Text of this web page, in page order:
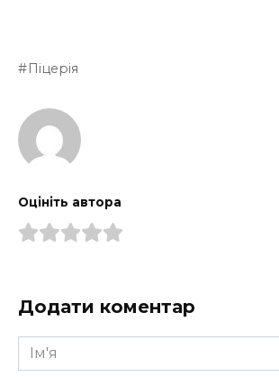
Піцерія
Оцініть автора
Додати коментар
Ім'я
*